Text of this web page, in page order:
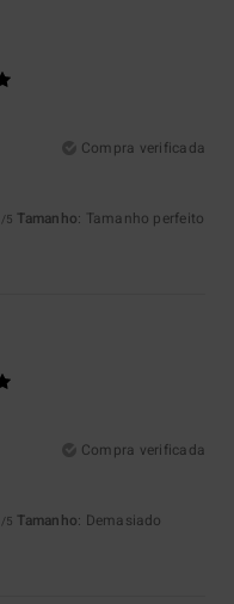
Compra verificada
/5 Tamanho: Tamanho perfeito
Compra verificada
/5 Tamanho: Demasiado